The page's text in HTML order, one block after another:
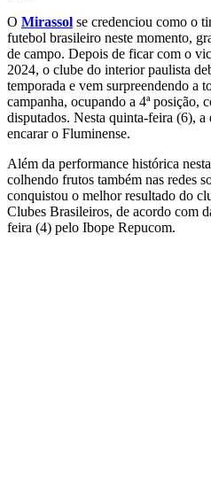
O Mirassol se credenciou como o
futebol brasileiro neste momento,
de campo. Depois de ficar com o
2024, o clube do interior paulista
temporada e vem surpreendendo a
campanha, ocupando a 4ª posição,
disputados. Nesta quinta-feira (6), a
encarar o Fluminense.
Além da performance histórica
colhendo frutos também nas redes
conquistou o melhor resultado do
Clubes Brasileiros, de acordo com
feira (4) pelo Ibope Repucom.